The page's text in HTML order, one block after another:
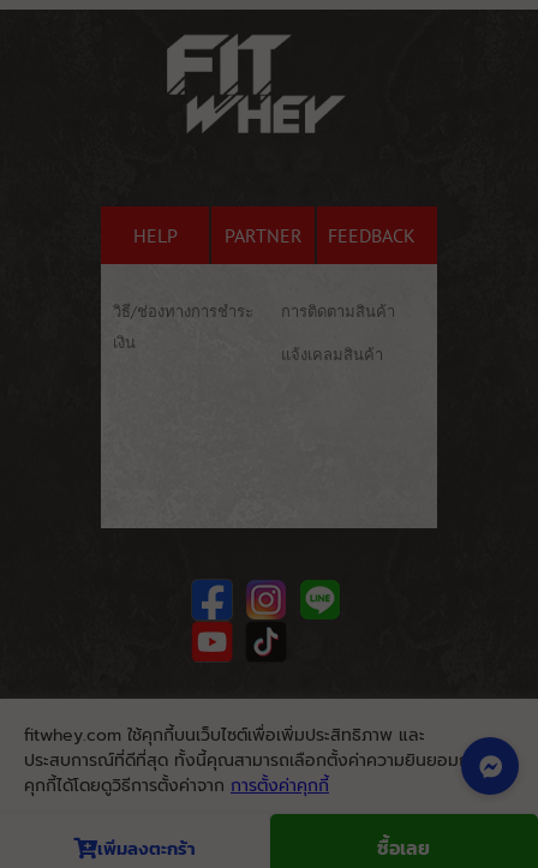
เพิ่มลงตะกร้า ซื้อเลย
HELP PARTNER FEEDBACK
วิธี/ช่องทางการชำระ
เงิน
การติดตามสินค้า
แจ้งเคลมสินค้า
© 2026. Fitwhey.com. All Rights Reserved.
fitwhey.com ใช้คุกกี้บนเว็บไซต์เพื่อเพิ่มประสิทธิภาพ และ
ประสบการณ์ที่ดีที่สุด ทั้งนี้คุณสามารถเลือกตั้งค่าความยินยอมการใช้
คุกกี้ได้โดยดูวิธีการตั้งค่าจาก การตั้งค่าคุกกี้
นโยบายคุกกี้